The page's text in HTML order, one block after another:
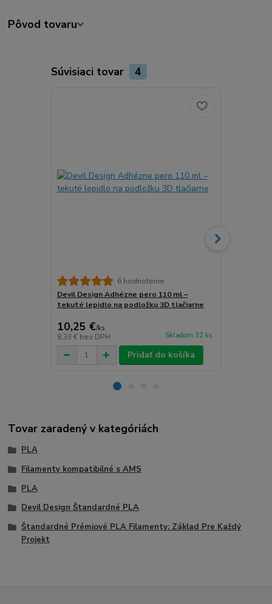
Pôvod tovaru
Súvisiaci tovar 4
6 hodnotenie
Devil Design Adhézne pero 110 ml –
tekuté lepidlo na podložku 3D tlačiarne
10,25 €/ks
8,33 € bez DPH Skladom 32 ks
Pridať do košíka
Tovar zaradený v kategóriách
PLA
Filamenty kompatibilné s AMS
PLA
Devil Design Štandardné PLA
Štandardné Prémiové PLA Filamenty: Základ Pre Každý
Projekt